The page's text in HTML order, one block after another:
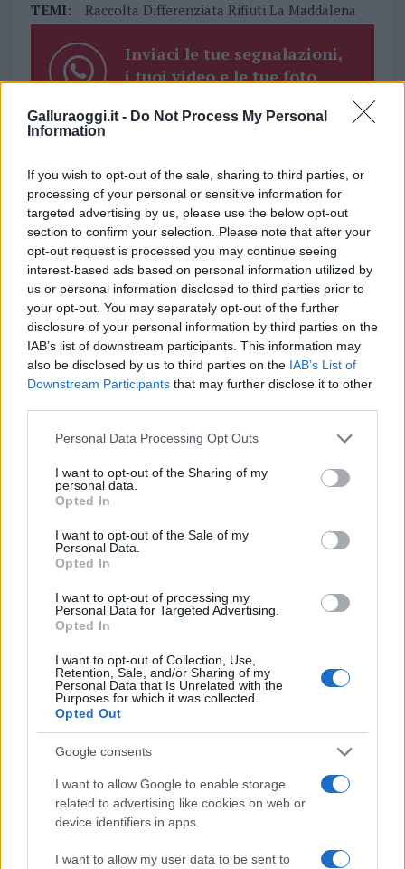
Galluraoggi.it - Do Not Process My Personal
Information
If you wish to opt-out of the sale, sharing to third parties, or
processing of your personal or sensitive information for
targeted advertising by us, please use the below opt-out
section to confirm your selection. Please note that after your
opt-out request is processed you may continue seeing
interest-based ads based on personal information utilized by
us or personal information disclosed to third parties prior to
your opt-out. You may separately opt-out of the further
disclosure of your personal information by third parties on the
IAB’s list of downstream participants. This information may
also be disclosed by us to third parties on the IAB’s List of
Downstream Participants that may further disclose it to other
Please note that this website/app uses one or more Google
not limited to your visit or usage behaviour. You may click to
grant or deny consent to Google and its third-party tags to
use your data for below specified purposes in below Google
consent section.
Personal Data Processing Opt Outs
I want to opt-out of the Sharing of my
personal data.
Opted In
I want to opt-out of the Sale of my
Personal Data.
Opted In
I want to opt-out of processing my
Personal Data for Targeted Advertising.
Opted In
I want to opt-out of Collection, Use,
Retention, Sale, and/or Sharing of my
Personal Data that Is Unrelated with the
Purposes for which it was collected.
Opted Out
Google consents
I want to allow Google to enable storage
related to advertising like cookies on web or
device identifiers in apps.
I want to allow my user data to be sent to
TEMI: Raccolta Differenziata Rifiuti La Maddalena
Inviaci le tue segnalazioni,
i tuoi video e le tue foto
345 356 7512
Notizie in tempo reale?
Entra nel canale telegram di
GalluraOggi.it
Ricevi le nostre ultime news
daGoogle News
Condividi l'articolo
a
ce
b
o
o
k
w
it
te
r
Pi
n
re
W
h
s
p
p
h
re
Prossimo articolo
NOTIZIE RECENTI
Le previsioni meteo per il weekend a Olbia e in
Gallura
Michelle Hunziker in Gallura, bella anche dal
vivo: un amico vip svela come fa